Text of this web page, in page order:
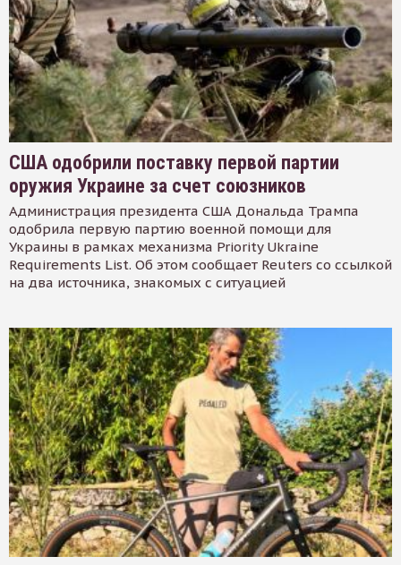
США одобрили поставку первой партии
оружия Украине за счет союзников
Администрация президента США Дональда Трампа
одобрила первую партию военной помощи для
Украины в рамках механизма Priority Ukraine
Requirements List. Об этом сообщает Reuters со ссылкой
на два источника, знакомых с ситуацией